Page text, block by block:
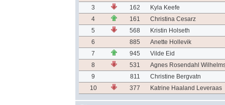
3
162
Kyla Keefe
4
161
Christina Cesarz
5
568
Kristin Holseth
6
885
Anette Hollevik
7
945
Vilde Eid
8
531
Agnes Rosendahl
9
811
Christine Bergvatn
10
377 Katrine Haaland Leveraas